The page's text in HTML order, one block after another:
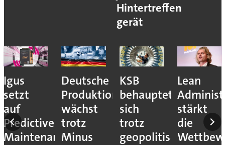
Hintertreffen
gerät
Igus
setzt
auf
Predictive
Maintenance
Deutsche
Produktion
wächst
trotz
Minus
KSB
behauptet
sich
trotz
geopolitischer
Lean
stärkt
die